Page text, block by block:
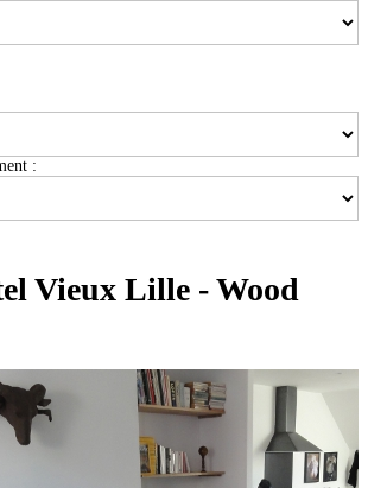
:
Vieux Lille - Wood